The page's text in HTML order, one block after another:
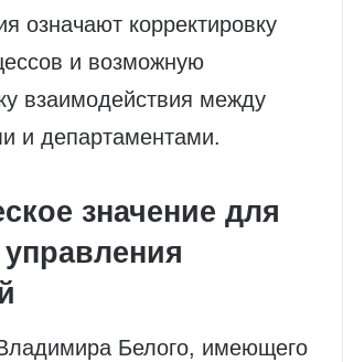
означают корректировку
и возможную
взаимодействия между
и департаментами.
значение для
Белого, имеющего